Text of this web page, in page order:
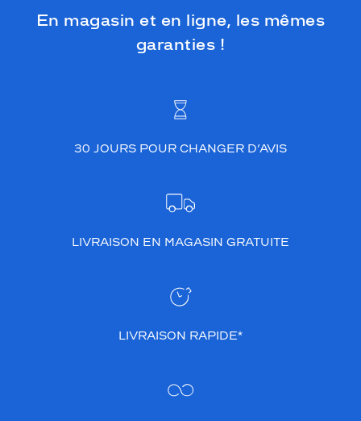
En magasin et en ligne, les mêmes
garanties !
30 JOURS POUR CHANGER D’AVIS
LIVRAISON EN MAGASIN GRATUITE
LIVRAISON RAPIDE*